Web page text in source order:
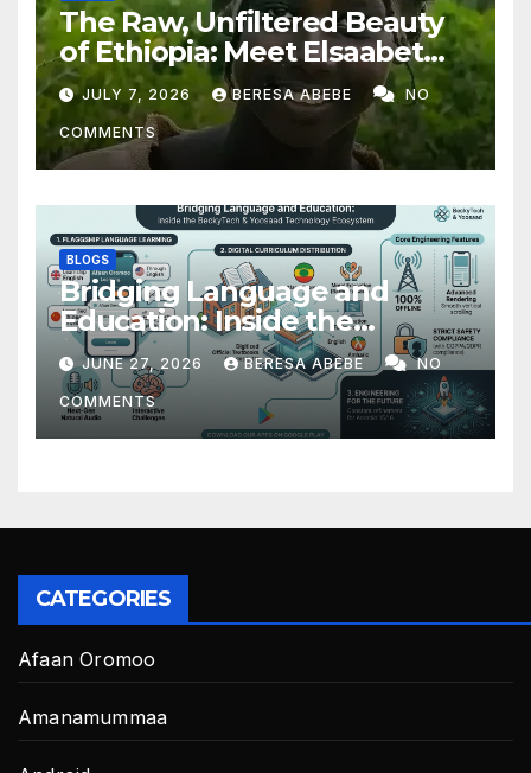
The Raw, Unfiltered Beauty
of Ethiopia: Meet Elsaabet
Dastaa
JULY 7, 2026 BERESA ABEBE NO
COMMENTS
BLOGS
Bridging Language and
Education: Inside the
BeckyTech & Yoosaad
Technology Ecosystem
JUNE 27, 2026 BERESA ABEBE NO
COMMENTS
CATEGORIES
Afaan Oromoo
Amanamummaa